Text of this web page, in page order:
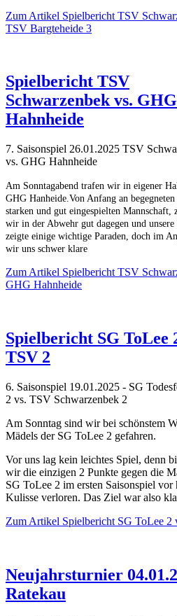
Zum Artikel Spielbericht TSV
TSV Bargteheide 3
Spielbericht TSV
Schwarzenbek vs. GHG
Hahnheide
7. Saisonspiel 26.01.2025 TSV
vs. GHG Hahnheide
Am Sonntagabend trafen wir in eigener
GHG Hanheide.Von Anfang an
starken und gut eingespielten Mannschaft,
wir in der Abwehr gut dagegen und
zeigte einige wichtige Paraden, doch im
wir uns schwer klare
Zum Artikel Spielbericht TSV
GHG Hahnheide
Spielbericht SG ToLee
TSV 2
6. Saisonspiel 19.01.2025 - SG
2 vs. TSV Schwarzenbek 2
Am Sonntag sind wir bei schönstem
Mädels der SG ToLee 2 gefahren.
Vor uns lag kein leichtes Spiel, denn
wir die einzigen 2 Punkte gegen die
SG ToLee 2 im ersten Saisonspiel vor
Kulisse verloren. Das Ziel war also
Zum Artikel Spielbericht SG ToLee 2
Neujahrsturnier
Ratekau